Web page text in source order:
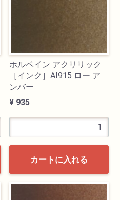
ホルベイン アクリリック
［インク］AI915 ロー ア
ンバー
¥ 935
カートに入れる